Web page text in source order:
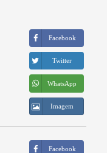
Facebook
Twitter
WhatsApp
Imagem
Facebook